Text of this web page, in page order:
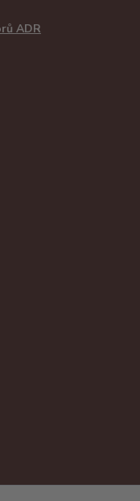
ADR